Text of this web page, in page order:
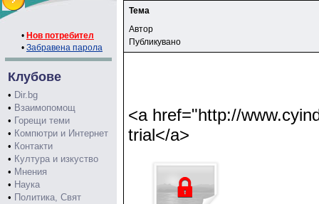
• Нов потребител
• Забравена парола
Клубове
• Dir.bg
• Взаимопомощ
• Горещи теми
• Компютри и Интернет
• Контакти
• Култура и изкуство
• Мнения
• Наука
• Политика, Свят
Тема
Автор
Публикувано
<a href="http://
trial</a>